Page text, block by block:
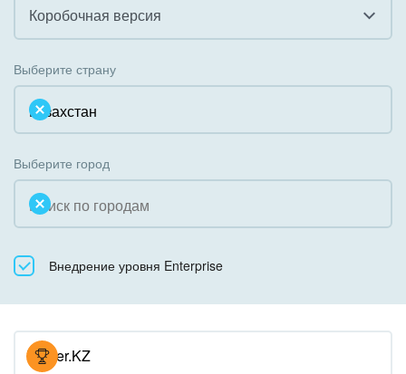
Организация задач и проектов
Внедрение Бизнес-процессов
Системное администрирование
Интернет-магазин и CRM
Крупные корпоративные внедрения
Внедрение для медицины
Внедрение для гос.организаций
Внедрение онлайн-продаж
Государственные организации
Коммунальные услуги, ЖКХ
Некоммерческие, религиозные организации,
Недвижимость, риэлтерские компании
Образование, наука
Общественно-политические организации
Охрана, безопасность
Промышленность
Коробочная версия
Облачный Битрикс24
Коробочная версия
Выберите страну
Выберите город
Внедрение уровня Enterprise
Hoster.KZ